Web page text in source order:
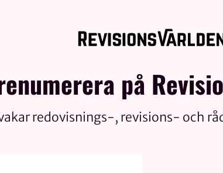
på
redovisnings-, revisions- och